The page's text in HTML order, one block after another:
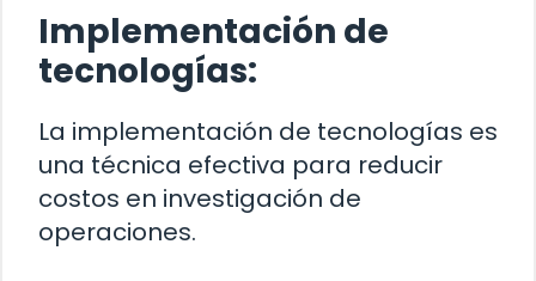
Implementación de
tecnologías:
La implementación de tecnologías es
una técnica efectiva para reducir
costos en investigación de
operaciones.